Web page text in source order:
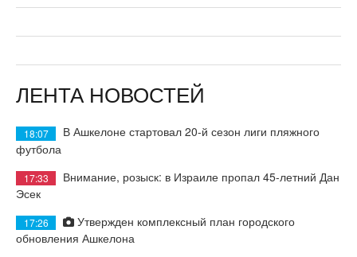
ЛЕНТА НОВОСТЕЙ
18:07
В Ашкелоне стартовал 20-й сезон лиги пляжного
футбола
17:33
Внимание, розыск: в Израиле пропал 45-летний Дан
Эсек
17:26
Утвержден комплексный план городского
обновления Ашкелона